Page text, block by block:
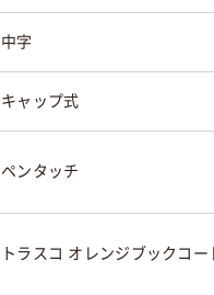
中字
キャップ式
ペンタッチ
トラスコ オレンジブックコー